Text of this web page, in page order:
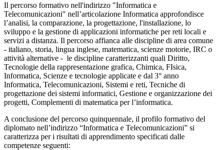
Il percorso formativo nell'indirizzo "Informatica e
Telecomunicazioni" nell’articolazione Informatica approfondisce
l’analisi, la comparazione, la progettazione, l'installazione, lo
sviluppo e la gestione di applicazioni informatiche per reti locali e
servizi a distanza. Il percorso affianca alle discipline di area comune
- italiano, storia, lingua inglese, matematica, scienze motorie, IRC o
attività alternative - le discipline caratterizzanti quali Diritto,
Tecnologie della rappresentazione grafica, Chimica, FIsica,
Informatica, Scienze e tecnologie applicate e dal 3° anno
Informatica, Telecomunicazioni, Sistemi e reti, Tecniche di
progettazione dei sistemi informatici, Gestione e organizzazione dei
progetti, Complementi di matematica per l’informatica.
A conclusione del percorso quinquennale, il profilo formativo del
diplomato nell’indirizzo “Informatica e Telecomunicazioni” si
caratterizza per i risultati di apprendimento specificati dalle
competenze seguenti: